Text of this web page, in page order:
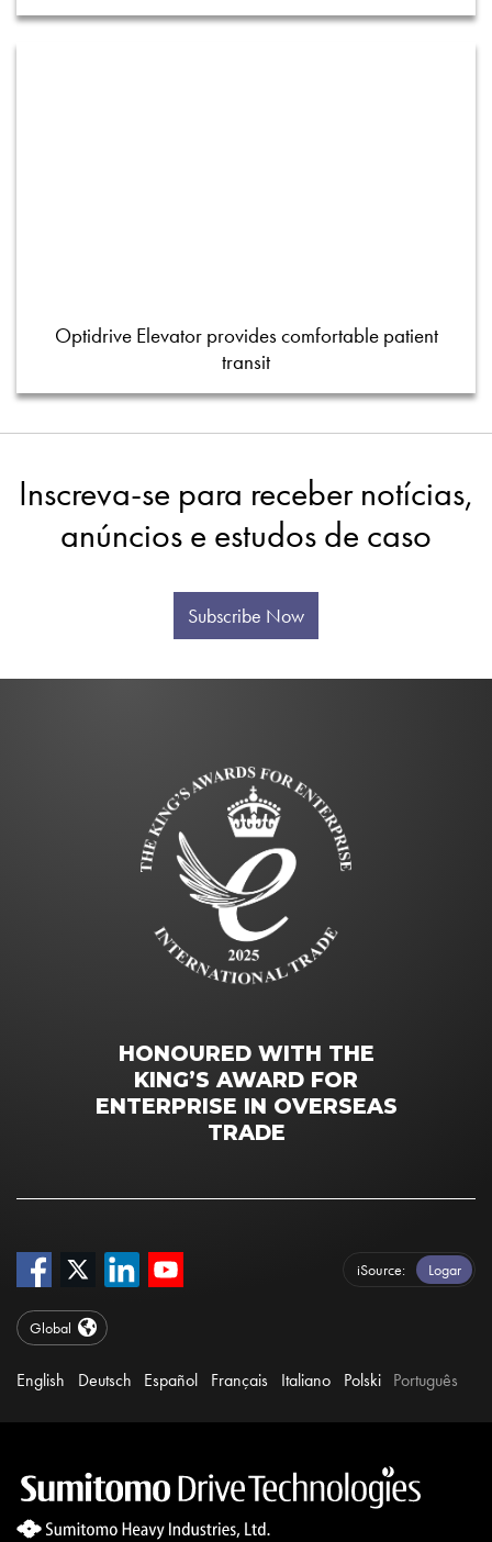
Optidrive Elevator provides comfortable patient
transit
Inscreva-se para receber notícias,
anúncios e estudos de caso
Subscribe Now
HONOURED WITH THE
KING’S AWARD FOR
ENTERPRISE IN OVERSEAS
TRADE
iSource Logar
Global
English Deutsch Español Français Italiano Polski Português